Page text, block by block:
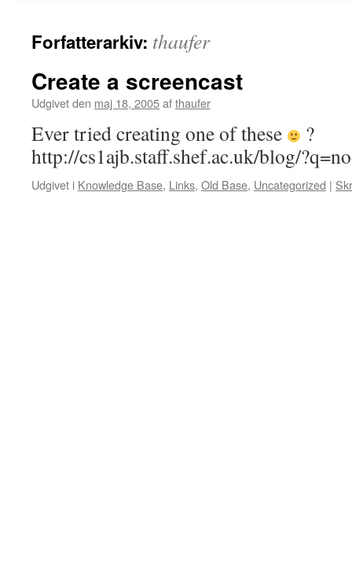
Forfatterarkiv: thaufer
Create a screencast
Udgivet den maj 18, 2005afthaufer
Ever tried creating one of these
?
http://cs1ajb.staff.shef.ac.uk/blog/
Udgivet i Knowledge Base, Links, Old Base, Uncategorized |